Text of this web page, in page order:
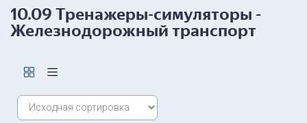
10.09 Тренажеры-симуляторы -
Железнодорожный транспорт